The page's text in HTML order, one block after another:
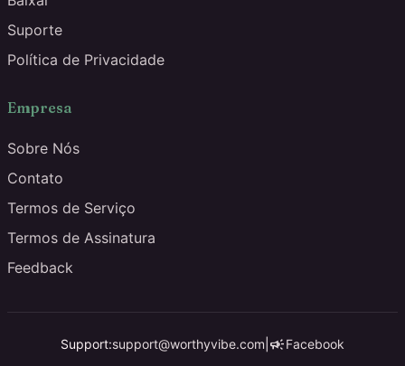
Suporte
Política de Privacidade
Empresa
Sobre Nós
Contato
Termos de Serviço
Termos de Assinatura
Feedback
Support:support@worthyvibe.com campaignFacebook